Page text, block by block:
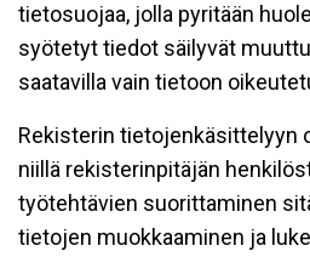
tietosuojaa, jolla pyritään
syötetyt tiedot säilyvät
saatavilla vain tietoon
Rekisterin tietojenkäsittelyyn
niillä rekisterinpitäjän
työtehtävien suorittaminen
tietojen muokkaaminen ja